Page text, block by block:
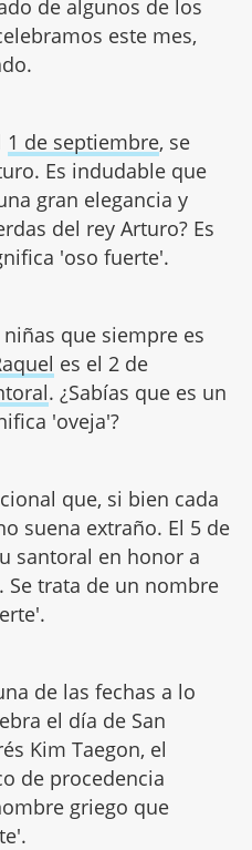
de algunos de los
este mes,
1 de septiembre, se
Es indudable que
gran elegancia y
del rey Arturo? Es
'oso fuerte'.
que siempre es
es el 2 de
. ¿Sabías que es un
'oveja'?
que, si bien cada
suena extraño. El 5 de
santoral en honor a
. Se trata de un nombre
de las fechas a lo
el día de San
Kim Taegon, el
de procedencia
griego que